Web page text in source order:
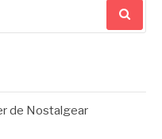
de Nostalgear